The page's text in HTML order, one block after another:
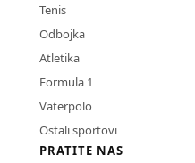
Tenis
Odbojka
Atletika
Formula 1
Vaterpolo
Ostali sportovi
PRATITE NAS